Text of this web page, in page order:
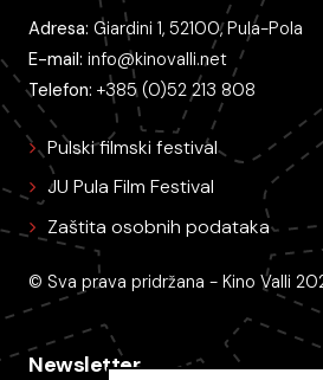
Adresa: Giardini 1, 52100, Pula-Pola
E-mail: info@kinovalli.net
Telefon: +385 (0)52 213 808
Pulski filmski festival
JU Pula Film Festival
Zaštita osobnih podataka
© Sva prava pridržana - Kino Valli
Newsletter